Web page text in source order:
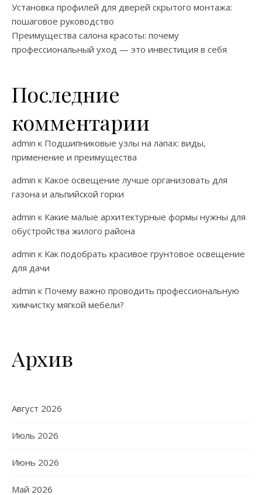
Установка профилей для дверей скрытого монтажа:
пошаговое руководство
Преимущества салона красоты: почему
профессиональный уход — это инвестиция в себя
Последние
комментарии
admin к Подшипниковые узлы на лапах: виды,
применение и преимущества
admin к Какое освещение лучше организовать для
газона и альпийской горки
admin к Какие малые архитектурные формы нужны для
обустройства жилого района
admin к Как подобрать красивое грунтовое освещение
для дачи
admin к Почему важно проводить профессиональную
химчистку мягкой мебели?
Архив
Август 2026
Июль 2026
Июнь 2026
Май 2026